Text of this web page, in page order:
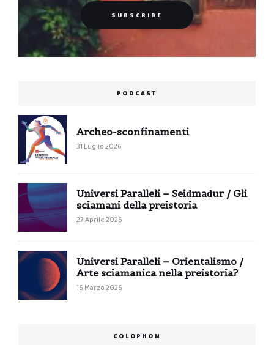
PODCAST
Archeo-sconfinamenti
31 Luglio 2026
Universi Paralleli – Seiđmađur / Gli
sciamani della preistoria
27 Aprile 2026
Universi Paralleli – Orientalismo /
Arte sciamanica nella preistoria?
16 Marzo 2026
COLOPHON